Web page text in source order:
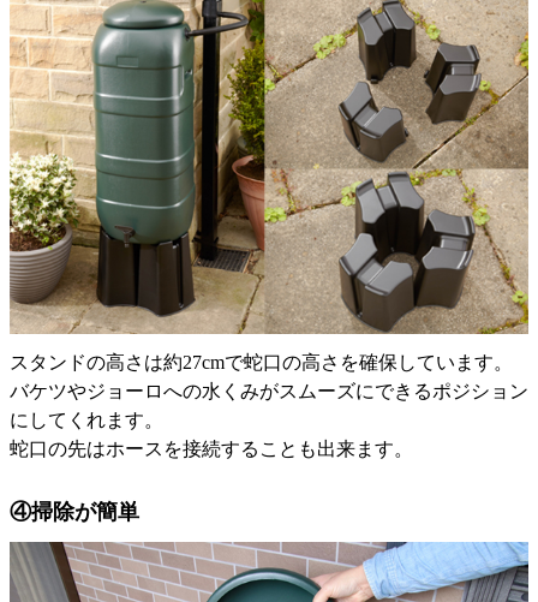
スタンドの高さは約27cmで蛇口の高さを確保しています。
バケツやジョーロへの水くみがスムーズにできるポジション
にしてくれます。
蛇口の先はホースを接続することも出来ます。
④掃除が簡単